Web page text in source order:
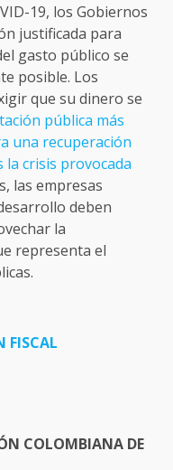
19, los Gobiernos
justificada para
gasto público se
posible. Los
que su dinero se
pública más
una recuperación
crisis provocada
las empresas
deben
la
representa el
FISCAL
COLOMBIANA DE